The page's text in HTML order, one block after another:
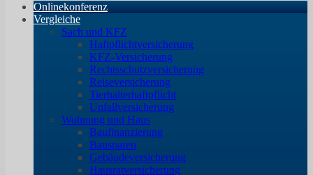
Onlinekonferenz
Vergleiche
Sach und KFZ
Haftpflichtversicherung
KFZ-Versicherung
Rechtsschutzversicherung
Reiseversicherung
Tierhalterhaftpflicht
Unfallversicherung
Wohnung und Haus
Baufinanzierung
Bausparen
Gebäudeversicherung
Hausratversicherung